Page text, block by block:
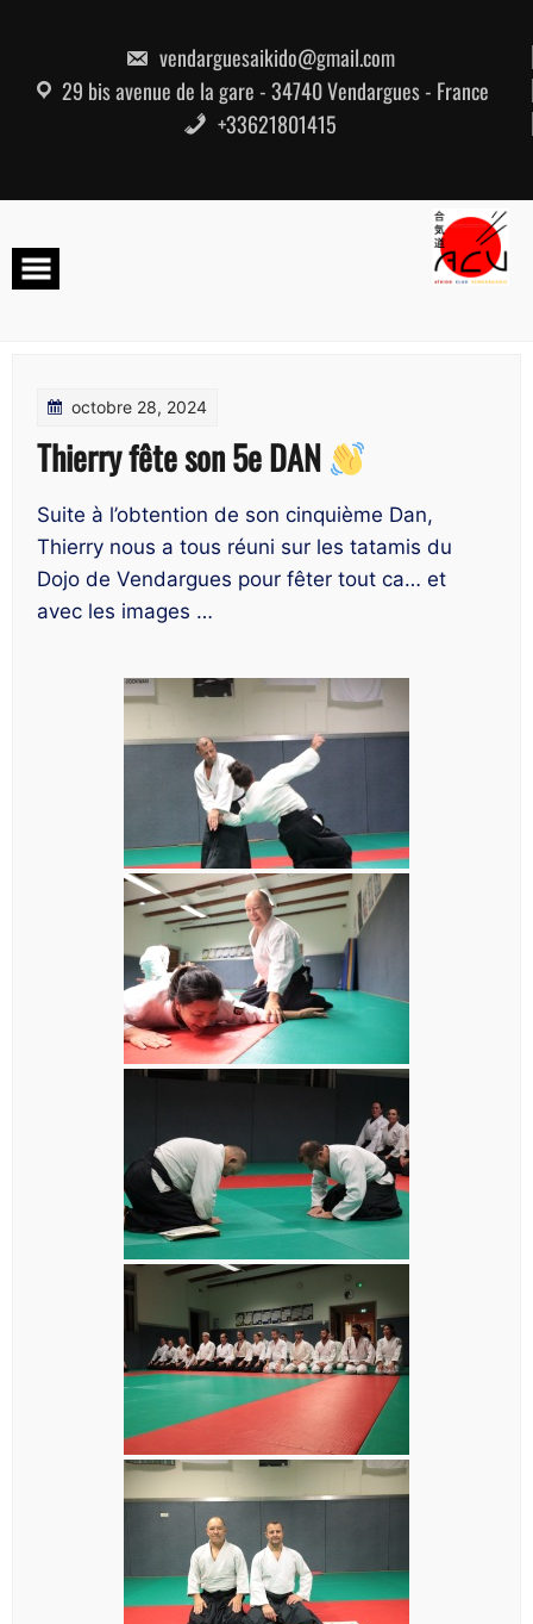
vendarguesaikido@gmail.com
29 bis avenue de la gare - 34740 Vendargues - France
+33621801415
octobre 28, 2024
Thierry fête son 5e DAN
Suite à l’obtention de son cinquième Dan,
Thierry nous a tous réuni sur les tatamis du
Dojo de Vendargues pour fêter tout ca… et
avec les images …